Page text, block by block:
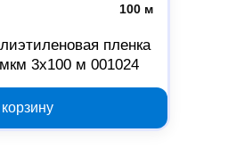
100 м
пленка
3x100 м 001024